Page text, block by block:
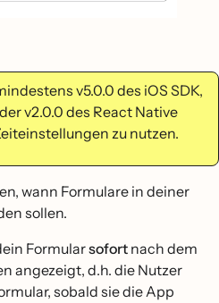
v5.0.0 des iOS SDK,
v2.0.0 des React Native
zu nutzen.
wann Formulare in deiner
sollen.
Formularsofort nach dem
angezeigt, d.h. die Nutzer
sobald sie die App